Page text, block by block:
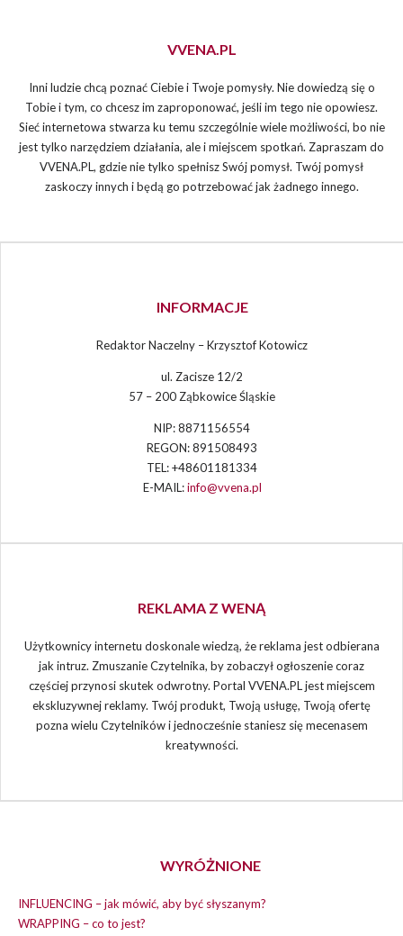
VVENA.PL
Inni ludzie chcą poznać Ciebie i Twoje pomysły. Nie dowiedzą się o
Tobie i tym, co chcesz im zaproponować, jeśli im tego nie opowiesz.
Sieć internetowa stwarza ku temu szczególnie wiele możliwości, bo nie
jest tylko narzędziem działania, ale i miejscem spotkań. Zapraszam do
VVENA.PL, gdzie nie tylko spełnisz Swój pomysł. Twój pomysł
zaskoczy innych i będą go potrzebować jak żadnego innego.
INFORMACJE
Redaktor Naczelny – Krzysztof Kotowicz
ul. Zacisze 12/2
57 – 200 Ząbkowice Śląskie
NIP: 8871156554
REGON: 891508493
TEL: +48601181334
E-MAIL:info@vvena.pl
REKLAMA Z WENĄ
Użytkownicy internetu doskonale wiedzą, że reklama jest odbierana
jak intruz. Zmuszanie Czytelnika, by zobaczył ogłoszenie coraz
częściej przynosi skutek odwrotny. Portal VVENA.PL jest miejscem
ekskluzywnej reklamy. Twój produkt, Twoją usługę, Twoją ofertę
pozna wielu Czytelników i jednocześnie staniesz się mecenasem
kreatywności.
WYRÓŻNIONE
INFLUENCING – jak mówić, aby być słyszanym?
WRAPPING – co to jest?